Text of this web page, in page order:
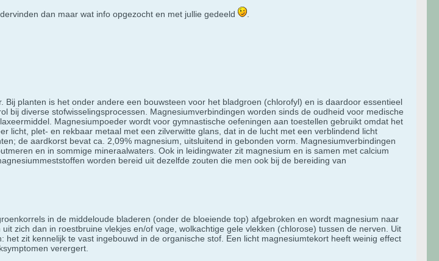
dan maar wat info opgezocht en met jullie gedeeld
planten is het onder andere een bouwsteen voor het bladgroen (chlorofyl) en is daardoor essentieel
bij diverse stofwisselingsprocessen. Magnesiumverbindingen worden sinds de oudheid voor medische
Magnesiumpoeder wordt voor gymnastische oefeningen aan toestellen gebruikt omdat het
licht, plet- en rekbaar metaal met een zilverwitte glans, dat in de lucht met een verblindend licht
de aardkorst bevat ca. 2,09% magnesium, uitsluitend in gebonden vorm. Magnesiumverbindingen
en in sommige mineraalwaters. Ook in leidingwater zit magnesium en is samen met calcium
worden bereid uit dezelfde zouten die men ook bij de bereiding van
in de middeloude bladeren (onder de bloeiende top) afgebroken en wordt magnesium naar
zich dan in roestbruine vlekjes en/of vage, wolkachtige gele vlekken (chlorose) tussen de nerven. Uit
zit kennelijk te vast ingebouwd in de organische stof. Een licht magnesiumtekort heeft weinig effect
verergert.